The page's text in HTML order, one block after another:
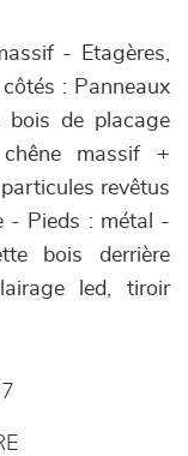
- Etagères,
: Panneaux
bois de placage
massif +
revêtus
- Pieds : métal -
bois derrière
led, tiroir